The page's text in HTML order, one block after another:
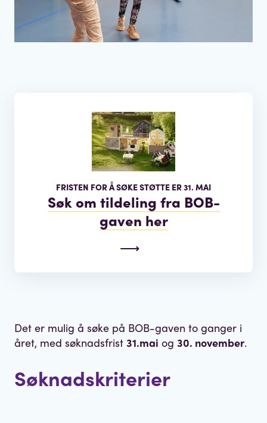
FRISTEN FOR Å SØKE STØTTE ER 31. MAI
Søk om tildeling fra BOB-
gaven her
Det er mulig å søke på BOB-gaven to ganger i
året, med søknadsfrist 31.mai og 30. november.
Søknadskriterier